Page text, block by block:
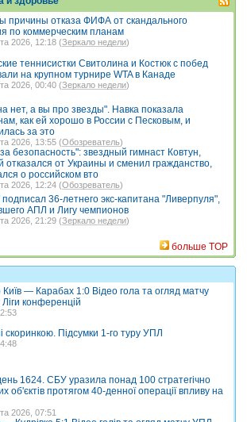
причины отказа ФИФА от скандального
по коммерческим планам
2026, 12:18 (Зеркало недели)
теннисистки Свитолина и Костюк с побед
на крупном турнире WTA в Канаде
2026, 00:40 (Зеркало недели)
нет, а вы про звезды". Навка показала
как ей хорошо в России с Песковым, и
за это
2026, 13:55 (Обозреватель)
безопасность": звездный гимнаст Ковтун,
отказался от Украины и сменил гражданство,
о российском вто
2026, 12:24 (Обозреватель)
36-летнего экс-капитана "Ливерпуля",
АПЛ и Лигу чемпионов
2026, 21:29 (Зеркало недели)
больше TOP
— Карабах 1:0 Відео гола та огляд матчу
Ліги конференцій
скоринкою. Підсумки 1-го туру УПЛ
1624. СБУ уразила понад 100 стратегічно
об'єктів протягом 40-денної операції впливу на
2026, 07:51